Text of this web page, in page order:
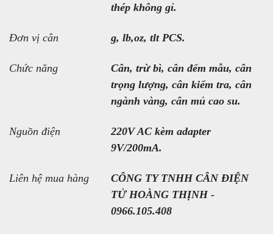
thép không gỉ.
Đơn vị cân g, lb,oz, tlt PCS.
Chức năng
Cân, trừ bì, cân đếm mẫu, cân
trọng lượng, cân kiểm tra, cân
ngành vàng, cân mủ cao su.
Nguồn điện
220V AC kèm adapter
9V/200mA.
Liên hệ mua hàng
CÔNG TY TNHH CÂN ĐIỆN
TỬ HOÀNG THỊNH -
0966.105.408